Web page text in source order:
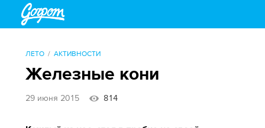
ЛЕТО АКТИВНОСТИ
Железные кони
29 июня 2015 814